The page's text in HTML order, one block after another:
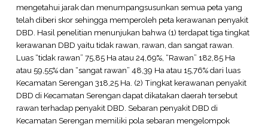
mengetahui jarak dan menumpangsusunkan semua peta yang
telah diberi skor sehingga memperoleh peta kerawanan penyakit
DBD. Hasil penelitian menunjukan bahwa (1) terdapat tiga tingkat
kerawanan DBD yaitu tidak rawan, rawan, dan sangat rawan.
Luas “tidak rawan” 75,85 Ha atau 24,69%, “Rawan” 182,85 Ha
atau 59,55% dan “sangat rawan” 48,39 Ha atau 15,76% dari luas
Kecamatan Serengan 318,25 Ha. (2) Tingkat kerawanan penyakit
DBD di Kecamatan Serengan dapat dikatakan daerah tersebut
rawan terhadap penyakit DBD. Sebaran penyakit DBD di
Kecamatan Serengan memiliki pola sebaran mengelompok